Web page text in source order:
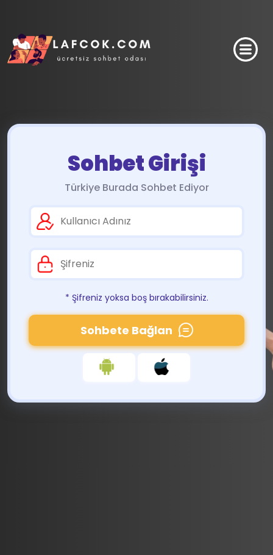
Sohbet Girişi
Türkiye Burada Sohbet Ediyor
* Şifreniz yoksa boş bırakabilirsiniz.
Sohbete Bağlan